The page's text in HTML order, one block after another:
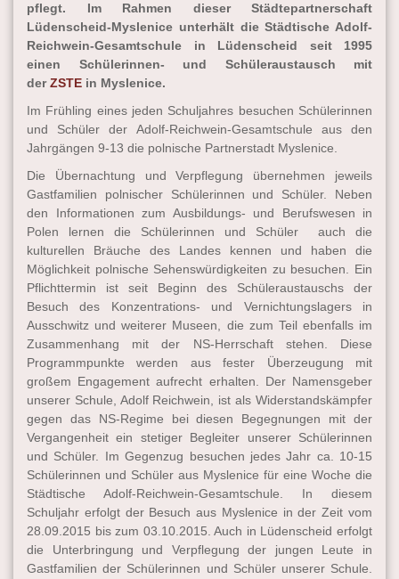
pflegt. Im Rahmen dieser Städtepartnerschaft
Lüdenscheid-Myslenice unterhält die Städtische Adolf-
Reichwein-Gesamtschule in Lüdenscheid seit 1995
einen Schülerinnen- und Schüleraustausch mit
derZSTE in Myslenice.
Im Frühling eines jeden Schuljahres besuchen Schülerinnen
und Schüler der Adolf-Reichwein-Gesamtschule aus den
Jahrgängen 9-13 die polnische Partnerstadt Myslenice.
Die Übernachtung und Verpflegung übernehmen jeweils
Gastfamilien polnischer Schülerinnen und Schüler. Neben
den Informationen zum Ausbildungs- und Berufswesen in
Polen lernen die Schülerinnen und Schüler auch die
kulturellen Bräuche des Landes kennen und haben die
Möglichkeit polnische Sehenswürdigkeiten zu besuchen. Ein
Pflichttermin ist seit Beginn des Schüleraustauschs der
Besuch des Konzentrations- und Vernichtungslagers in
Ausschwitz und weiterer Museen, die zum Teil ebenfalls im
Zusammenhang mit der NS-Herrschaft stehen. Diese
Programmpunkte werden aus fester Überzeugung mit
großem Engagement aufrecht erhalten. Der Namensgeber
unserer Schule, Adolf Reichwein, ist als Widerstandskämpfer
gegen das NS-Regime bei diesen Begegnungen mit der
Vergangenheit ein stetiger Begleiter unserer Schülerinnen
und Schüler. Im Gegenzug besuchen jedes Jahr ca. 10-15
Schülerinnen und Schüler aus Myslenice für eine Woche die
Städtische Adolf-Reichwein-Gesamtschule. In diesem
Schuljahr erfolgt der Besuch aus Myslenice in der Zeit vom
28.09.2015 bis zum 03.10.2015. Auch in Lüdenscheid erfolgt
die Unterbringung und Verpflegung der jungen Leute in
Gastfamilien der Schülerinnen und Schüler unserer Schule.